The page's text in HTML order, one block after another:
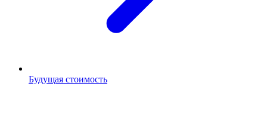
Будущая стоимость